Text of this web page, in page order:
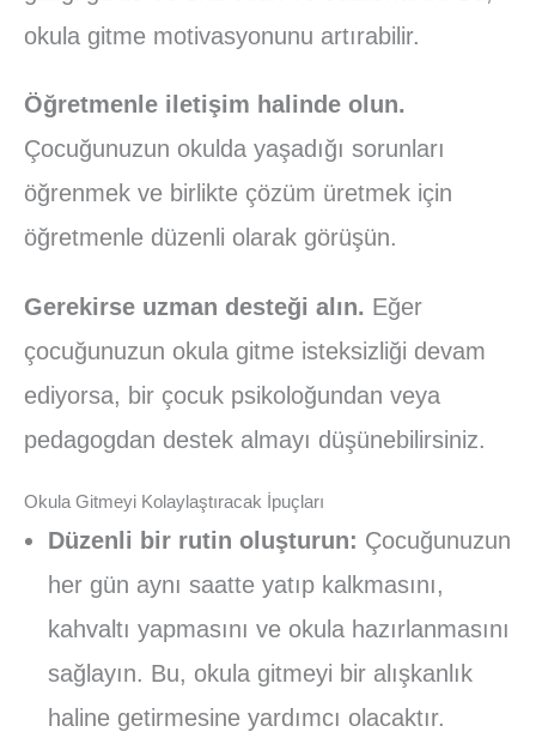
okula gitme motivasyonunu artırabilir.
Öğretmenle iletişim halinde olun.
Çocuğunuzun okulda yaşadığı sorunları
öğrenmek ve birlikte çözüm üretmek için
öğretmenle düzenli olarak görüşün.
Gerekirse uzman desteği alın. Eğer
çocuğunuzun okula gitme isteksizliği devam
ediyorsa, bir çocuk psikoloğundan veya
pedagogdan destek almayı düşünebilirsiniz.
Okula Gitmeyi Kolaylaştıracak İpuçları
Düzenli bir rutin oluşturun: Çocuğunuzun
her gün aynı saatte yatıp kalkmasını,
kahvaltı yapmasını ve okula hazırlanmasını
sağlayın. Bu, okula gitmeyi bir alışkanlık
haline getirmesine yardımcı olacaktır.